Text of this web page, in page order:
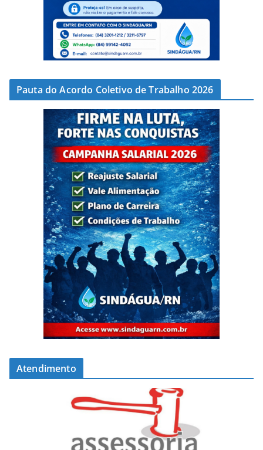
Pauta do Acordo Coletivo de Trabalho 2026
Atendimento